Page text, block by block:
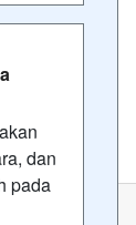
dan
pada